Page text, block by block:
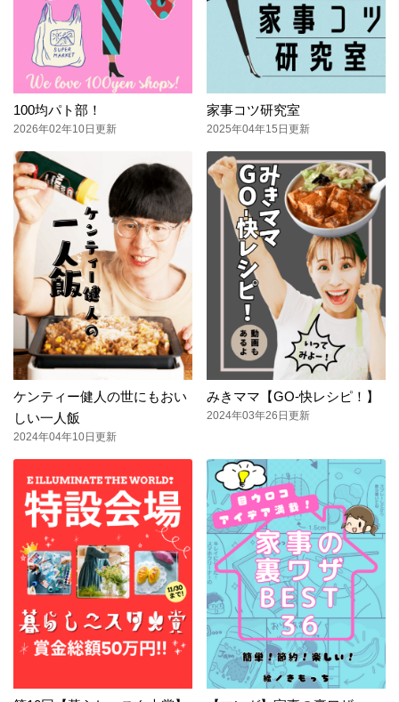
100均パト部！
2026年02年10日更新
家事コツ研究室
2025年04年15日更新
ケンティー健人の世にもおい
しい一人飯
2024年04年10日更新
みきママ【GO-快レシピ！】
2024年03年26日更新